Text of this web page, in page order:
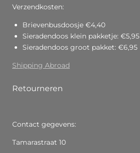
Verzendkosten:
Brievenbusdoosje €4,40
Sieradendoos klein pakketje: €5,95
Sieradendoos groot pakket: €6,95
Shipping Abroad
Retourneren
Contact gegevens:
Tamarastraat 10